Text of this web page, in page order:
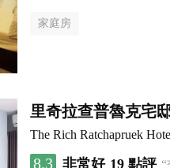
家庭房
里奇拉查普魯克宅
The Rich Ratchapruek
8.3 非常好 19 點評